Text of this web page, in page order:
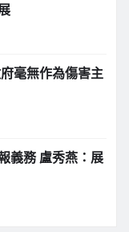
毫無作為傷害主
義務 盧秀燕：展